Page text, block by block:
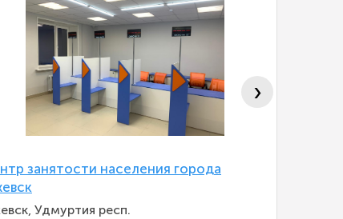
занятости населения города
Удмуртия респ.
›